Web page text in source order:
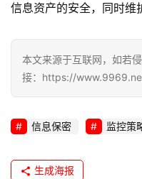
信息资产的安全，同时维
本文来源于互联网，如若
接：https://
信息保密 监控策
生成海报